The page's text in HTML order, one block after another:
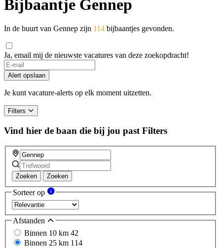
Bijbaantje Gennep
In de buurt van Gennep zijn 114 bijbaantjes gevonden.
Ja, email mij de nieuwste vacatures van deze zoekopdracht!
Alert opslaan
Je kunt vacature-alerts op elk moment uitzetten.
Filters
Vind hier de baan die bij jou past Filters
Zoeken Zoeken
Sorteer op
Afstanden
Binnen 10 km 42
Binnen 25 km 114